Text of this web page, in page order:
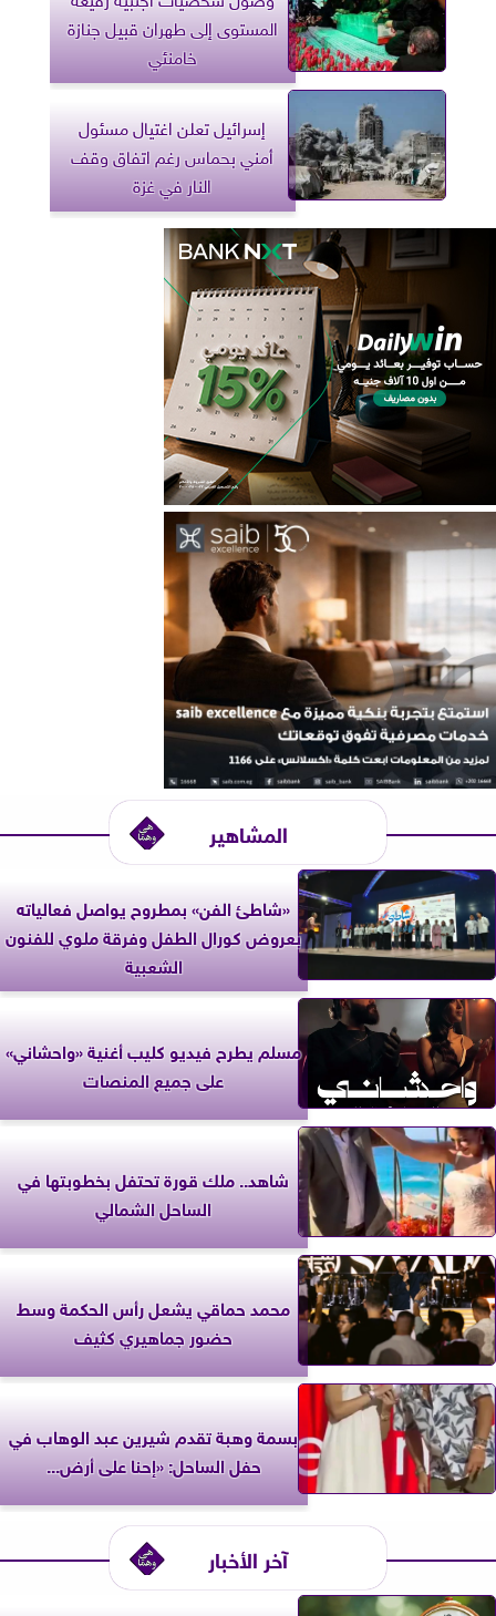
المستوى إلى طهران قبيل جنازة
خامنئي
إسرائيل تعلن اغتيال مسئول
أمني بحماس رغم اتفاق وقف
النار في غزة
المشاهير
«شاطئ الفن» بمطروح يواصل فعالياته
بعروض كورال الطفل وفرقة ملوي للفنون
الشعبية
مسلم يطرح فيديو كليب أغنية «واحشاني»
على جميع المنصات
شاهد.. ملك قورة تحتفل بخطوبتها في
الساحل الشمالي
محمد حماقي يشعل رأس الحكمة وسط
حضور جماهيري كثيف
بسمة وهبة تقدم شيرين عبد الوهاب في
حفل الساحل: «إحنا على أرض...
آخر الأخبار